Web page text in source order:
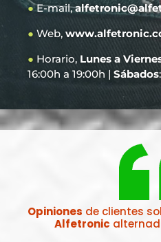
●E-mail,
● Web,
● Horario, Lunes a
16:00h a 19:00h | Sábados
Opiniones de clientes
Alfetronic